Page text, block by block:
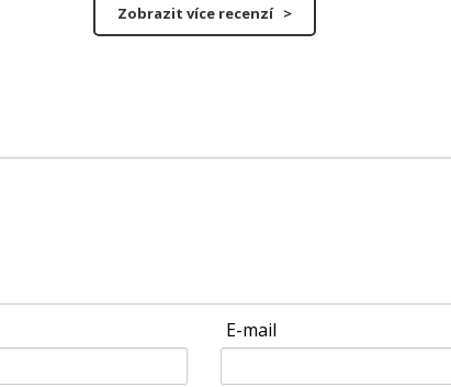
Zobrazit více recenzí >
E-mail